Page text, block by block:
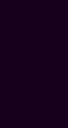
Titan.
Hilfe
Verfahren
Aided
stabile
wird dann die
von